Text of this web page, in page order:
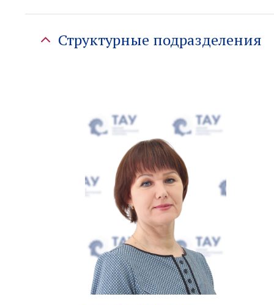
Структурные подразделения